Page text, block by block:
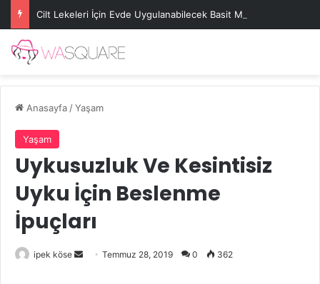
Cilt Lekeleri İçin Evde Uygulanabilecek Basit Maskeler
Anasayfa/Yaşam
Yaşam
Uykusuzluk Ve Kesintisiz
Uyku İçin Beslenme
İpuçları
ipek köse
Bir
Temmuz 28, 2019 0 362